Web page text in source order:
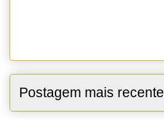
Postagem mais recente